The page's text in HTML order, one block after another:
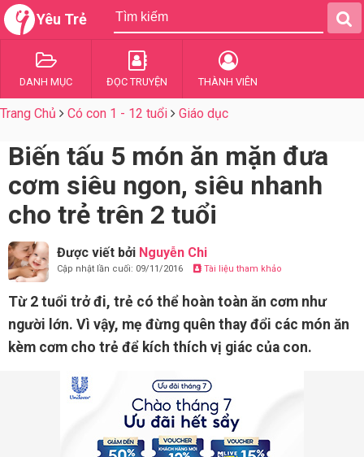
Yêu Trẻ
DANH MỤC ĐỌC TRUYỆN THÀNH VIÊN
Trang Chủ Có con 1 - 12 tuổi Giáo dục
Biến tấu 5 món ăn mặn đưa
cơm siêu ngon, siêu nhanh
cho trẻ trên 2 tuổi
Được viết bởi Nguyễn Chi
Cập nhật lần cuối: 09/11/2016 Tài liệu tham khảo
Từ 2 tuổi trở đi, trẻ có thể hoàn toàn ăn cơm như
người lớn. Vì vậy, mẹ đừng quên thay đổi các món ăn
kèm cơm cho trẻ để kích thích vị giác của con.